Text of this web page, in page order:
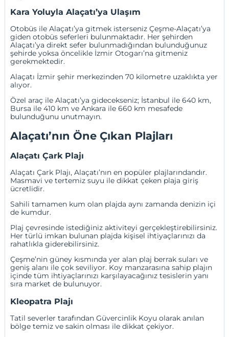
Kara Yoluyla Alaçatı’ya Ulaşım
Otobüs ile Alaçatı’ya gitmek istersenizÇeşme-Alaçatı’ya
giden otobüs seferleri bulunmaktadır. Her şehirden
Alaçatı’ya direkt sefer bulunmadığından bulunduğunuz
şehirde yoksa öncelikle İzmir Otogarı’na gitmeniz
gerekmektedir.
Alaçatı İzmir şehir merkezinden 70 kilometre uzaklıkta yer
alıyor.
Özel araç ile Alaçatı’ya gidecekseniz; İstanbul ile 640 km,
Bursa ile 410 km ve Ankara ile 660 km mesafede
bulunduğunu unutmayın.
Alaçatı’nın Öne Çıkan Plajları
Alaçatı Çark Plajı
Alaçatı Çark Plajı, Alaçatı’nın en popüler plajlarındandır.
Masmavi ve tertemiz suyu ile dikkat çeken plaja giriş
ücretlidir.
Sahili tamamen kum olan plajda aynı zamanda denizin içi
de kumdur.
Plaj çevresinde istediğiniz aktiviteyi gerçekleştirebilirsiniz.
Her türlü imkan bulunan plajda kişisel ihtiyaçlarınızı da
rahatlıkla giderebilirsiniz.
Çeşme’nin güney kısmında yer alan plaj berrak suları ve
geniş alanı ile çok seviliyor. Koy manzarasına sahip plajın
içinde tüm ihtiyaçlarınızı karşılayacağınız tesislerin yanı
sıra market de bulunuyor.
Kleopatra Plajı
Tatil severler tarafından Güvercinlik Koyu olarak anılan
bölge temiz ve sakin olması ile dikkat çekiyor.